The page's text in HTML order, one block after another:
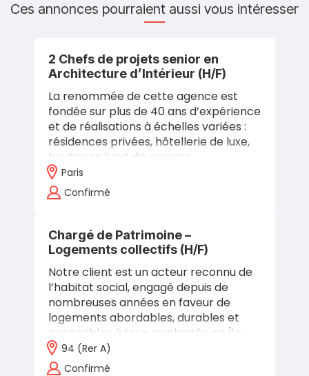
Ces annonces pourraient aussi vous intéresser
2 Chefs de projets senior en
Architecture d’Intérieur (H/F)
La renommée de cette agence est
fondée sur plus de 40 ans d’expérience
et de réalisations à échelles variées :
résidences privées, hôtellerie de luxe,
boutiques haut de gamme,
scénographies… Elle a su s’imposer en
France…
Paris
Confirmé
Chargé de Patrimoine –
Logements collectifs (H/F)
Notre client est un acteur reconnu de
l’habitat social, engagé depuis de
nombreuses années en faveur de
logements abordables, durables et
accessibles à tous. Implantée en Île-
de-France, cette structure à taille
humaine…
94 (rer A)
Confirmé